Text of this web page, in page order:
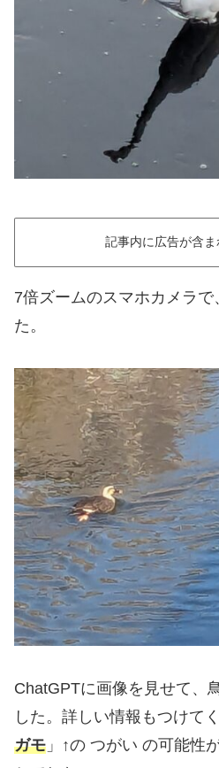
記事内に広告が含ま
7倍ズームのスマホカメラ
た。
ChatGPTに画像を見せて、
した。詳しい情報もつけて
ガモ 」↑の つがい の可能性